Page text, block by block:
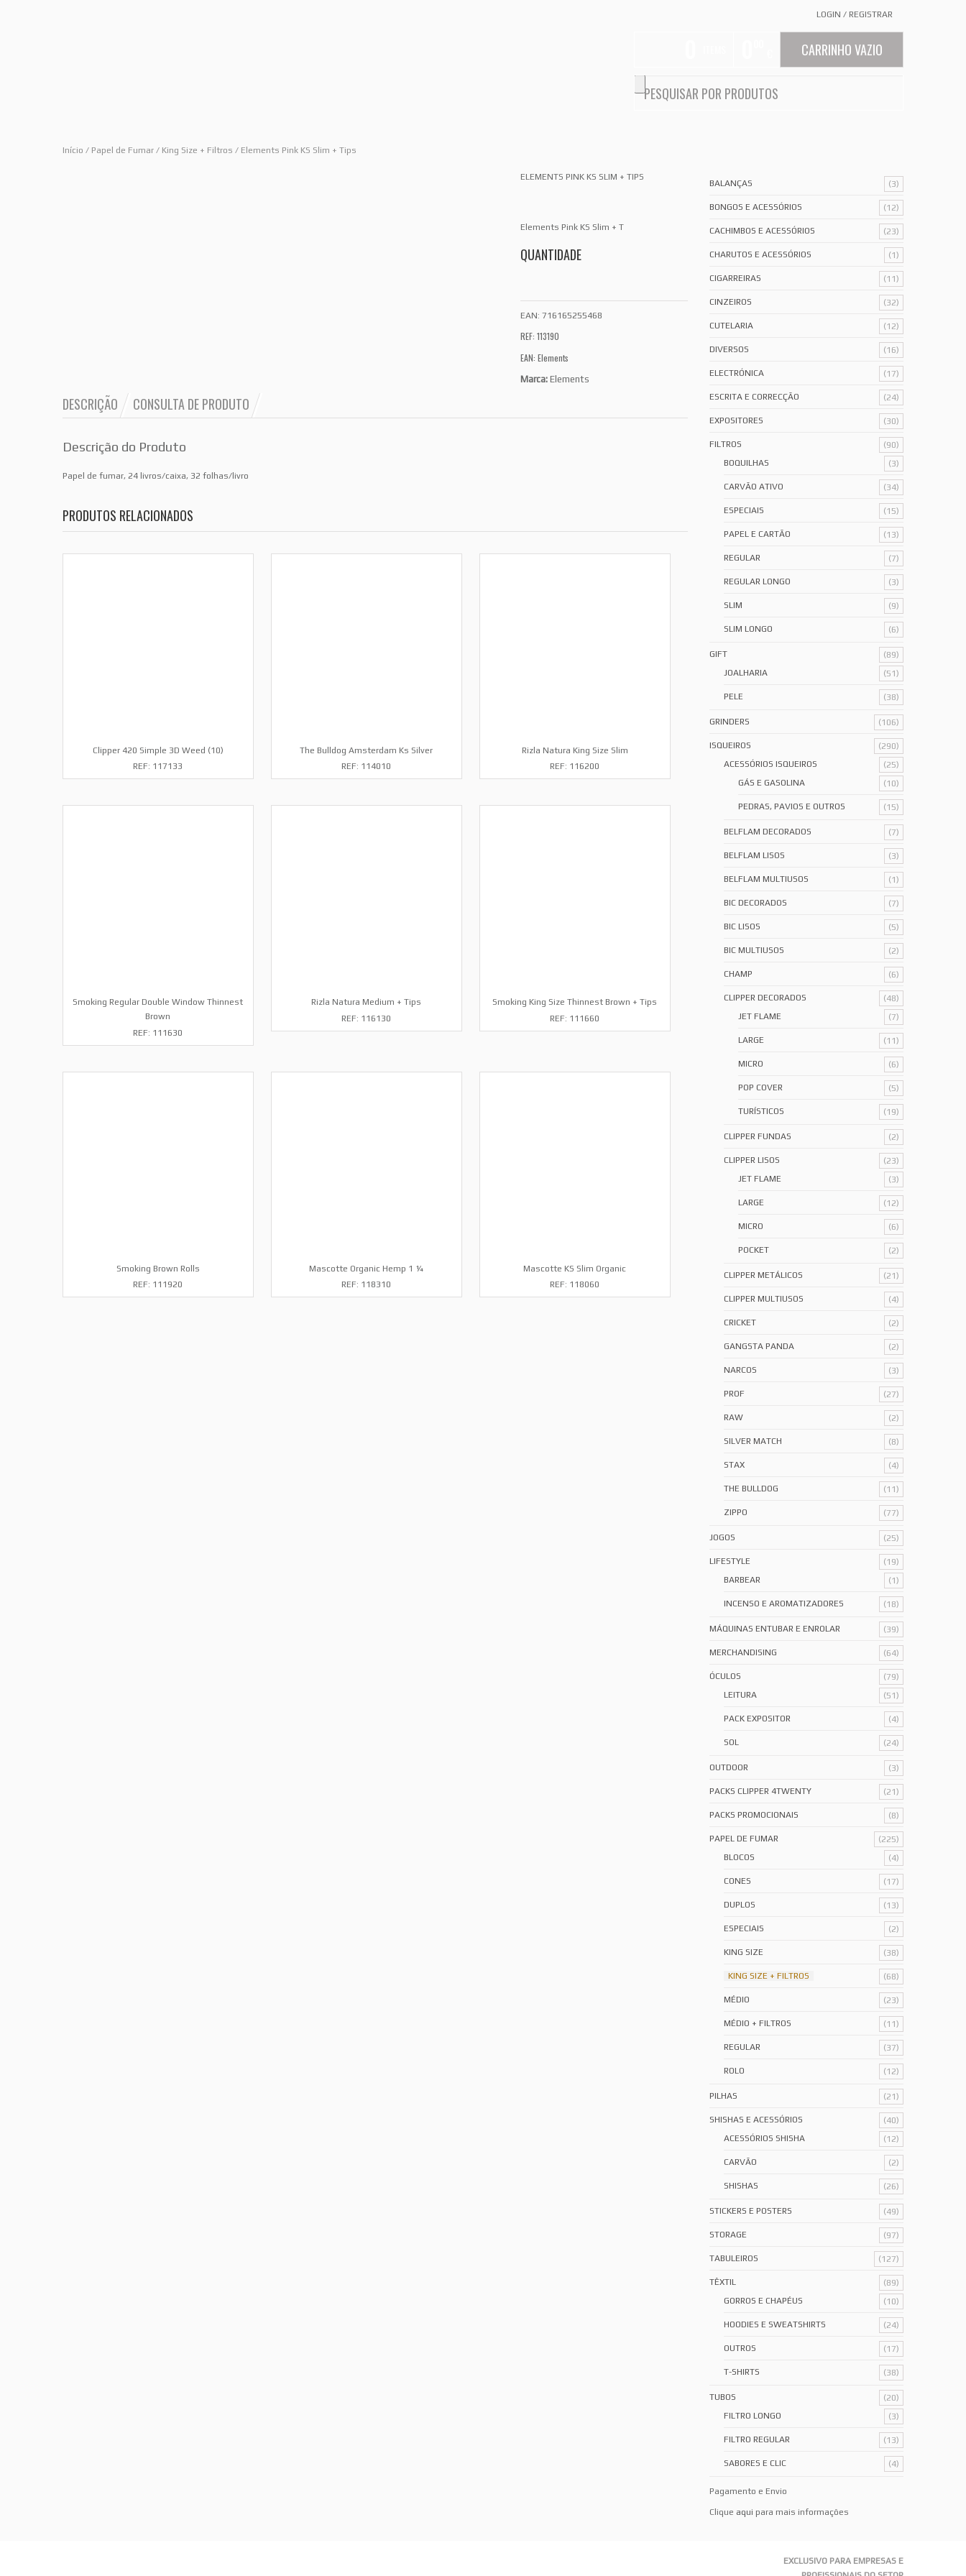
LOGIN / REGISTRAR
CARRINHO VAZIO
Início / Papel de Fumar / King Size + Filtros / Elements Pink KS Slim + Tips
ELEMENTS PINK KS SLIM + TIPS
Elements Pink KS Slim + T
QUANTIDADE
EAN: 716165255468
REF: 113190
EAN: Elements
Marca: Elements
DESCRIÇÃO CONSULTA DE PRODUTO
Descrição do Produto
Papel de fumar, 24 livros/caixa, 32 folhas/livro
PRODUTOS RELACIONADOS
Clipper 420 Simple 3D Weed (10)
REF: 117133
The Bulldog Amsterdam Ks Silver
REF: 114010
Rizla Natura King Size Slim
REF: 116200
Smoking Regular Double Window Thinnest
Brown
REF: 111630
Rizla Natura Medium + Tips
REF: 116130
Smoking King Size Thinnest Brown + Tips
REF: 111660
Smoking Brown Rolls
REF: 111920
Mascotte Organic Hemp 1 ¼
REF: 118310
Mascotte KS Slim Organic
REF: 118060
BALANÇAS (3)
BONGOS E ACESSÓRIOS (12)
CACHIMBOS E ACESSÓRIOS (23)
CHARUTOS E ACESSÓRIOS (1)
CIGARREIRAS (11)
CINZEIROS (32)
CUTELARIA (12)
DIVERSOS (16)
ELECTRÓNICA (17)
ESCRITA E CORRECÇÃO (24)
EXPOSITORES (30)
FILTROS
(90)
BOQUILHAS
(3)
CARVÃO ATIVO (34)
ESPECIAIS (15)
PAPEL E CARTÃO (13)
REGULAR (7)
REGULAR LONGO (3)
SLIM (9)
SLIM LONGO (6)
GIFT
(89)
JOALHARIA
(51)
PELE (38)
GRINDERS (106)
ISQUEIROS
(290)
ACESSÓRIOS ISQUEIROS
(25)
GÁS E GASOLINA
(10)
PEDRAS, PAVIOS E OUTROS (15)
BELFLAM DECORADOS (7)
BELFLAM LISOS (3)
BELFLAM MULTIUSOS (1)
BIC DECORADOS (7)
BIC LISOS (5)
BIC MULTIUSOS (2)
CHAMP (6)
CLIPPER DECORADOS
(48)
JET FLAME
(7)
LARGE (11)
MICRO (6)
POP COVER (5)
TURÍSTICOS (19)
CLIPPER FUNDAS (2)
CLIPPER LISOS
(23)
JET FLAME
(3)
LARGE (12)
MICRO (6)
POCKET (2)
CLIPPER METÁLICOS (21)
CLIPPER MULTIUSOS (4)
CRICKET (2)
GANGSTA PANDA (2)
NARCOS (3)
PROF (27)
RAW (2)
SILVER MATCH (8)
STAX (4)
THE BULLDOG (11)
ZIPPO (77)
JOGOS (25)
LIFESTYLE
(19)
BARBEAR
(1)
INCENSO E AROMATIZADORES (18)
MÁQUINAS ENTUBAR E ENROLAR (39)
MERCHANDISING (64)
ÓCULOS
(79)
LEITURA
(51)
PACK EXPOSITOR (4)
SOL (24)
OUTDOOR (3)
PACKS CLIPPER 4TWENTY (21)
PACKS PROMOCIONAIS (8)
PAPEL DE FUMAR
(225)
BLOCOS
(4)
CONES (17)
DUPLOS (13)
ESPECIAIS (2)
KING SIZE (38)
KING SIZE + FILTROS (68)
MÉDIO (23)
MÉDIO + FILTROS (11)
REGULAR (37)
ROLO (12)
PILHAS (21)
SHISHAS E ACESSÓRIOS
(40)
ACESSÓRIOS SHISHA
(12)
CARVÃO (2)
SHISHAS (26)
STICKERS E POSTERS (49)
STORAGE (97)
TABULEIROS (127)
TÊXTIL
(89)
GORROS E CHAPÉUS
(10)
HOODIES E SWEATSHIRTS (24)
OUTROS (17)
T-SHIRTS (38)
TUBOS
(20)
FILTRO LONGO
(3)
FILTRO REGULAR (13)
SABORES E CLIC (4)
Pagamento e Envio
Clique aqui para mais informações
EXCLUSIVO PARA EMPRESAS E